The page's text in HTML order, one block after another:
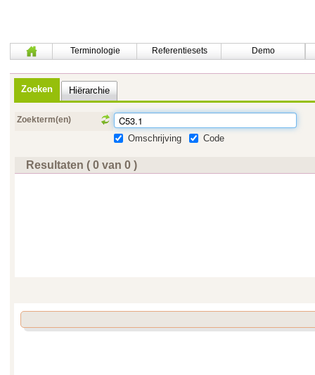
Terminologie Referentiesets Demo
Zoeken Hiërarchie
Zoekterm(en)
Omschrijving Code
Resultaten ( 0 van 0 )